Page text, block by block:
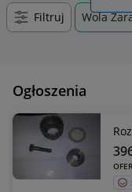
Filtruj Wola
Ogłoszenia